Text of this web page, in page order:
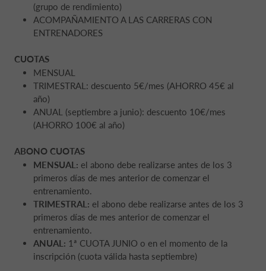
(grupo de rendimiento)
ACOMPAÑAMIENTO A LAS CARRERAS CON
ENTRENADORES
CUOTAS
MENSUAL
TRIMESTRAL: descuento 5€/mes (AHORRO 45€ al
año)
ANUAL (septiembre a junio): descuento 10€/mes
(AHORRO 100€ al año)
ABONO CUOTAS
MENSUAL: el abono debe realizarse antes de los 3
primeros días de mes anterior de comenzar el
entrenamiento.
TRIMESTRAL: el abono debe realizarse antes de los 3
primeros días de mes anterior de comenzar el
entrenamiento.
ANUAL: 1ª CUOTA JUNIO o en el momento de la
inscripción (cuota válida hasta septiembre)